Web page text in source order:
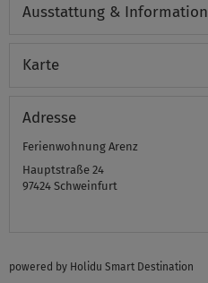
Ausstattung & Information
Karte
Adresse
Ferienwohnung Arenz
Hauptstraße 24
97424 Schweinfurt
powered by Holidu Smart Destination